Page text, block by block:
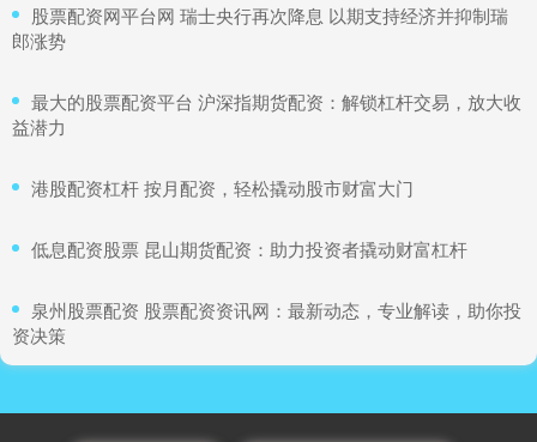
​股票配资网平台网 瑞士央行再次降息 以期支持经济并抑制瑞
郎涨势
​最大的股票配资平台 沪深指期货配资：解锁杠杆交易，放大收
益潜力
​港股配资杠杆 按月配资，轻松撬动股市财富大门
​低息配资股票 昆山期货配资：助力投资者撬动财富杠杆
​泉州股票配资 股票配资资讯网：最新动态，专业解读，助你投
资决策